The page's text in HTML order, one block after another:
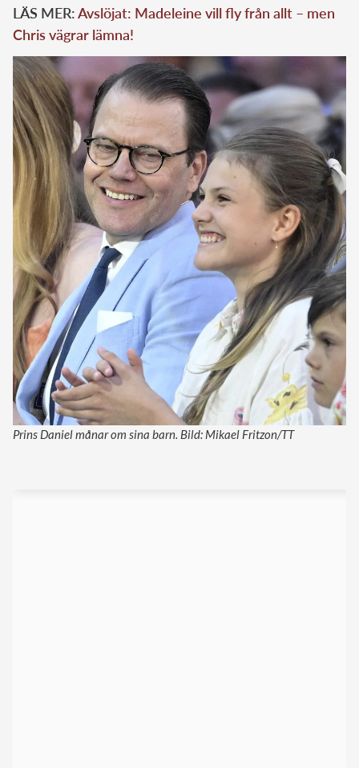
LÄS MER:Avslöjat: Madeleine vill fly från allt – men
Chris vägrar lämna!
Prins Daniel månar om sina barn. Bild: Mikael Fritzon/TT